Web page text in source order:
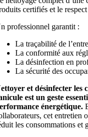
certifiés et le
professionnel garantit :
La traçabilité de
La conformité aux
La désinfection en
La sécurité des
et désinfecter les
est un geste
énergétique.
cet entretien
les consommations et